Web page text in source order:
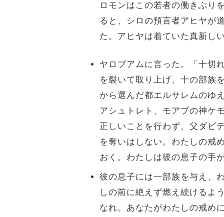
ロモンはこの若者の働きぶり
ると、シロの預言者アヒヤが
た。アヒヤは着ていた真新し
ヤロブアムに言った。「十切
を裂いて取り上げ、十の部族
から選んだ都エルサレムのゆ
アシュトレト、モアブの神ケ
正しいことを行わず、父ダビ
を奪いはしない。わたしの戒
おく。わたしは彼の息子の手
彼の息子には一部族を与え、
しの前に絶えず燃え続けるよ
なれ。あなたがわたしの戒め